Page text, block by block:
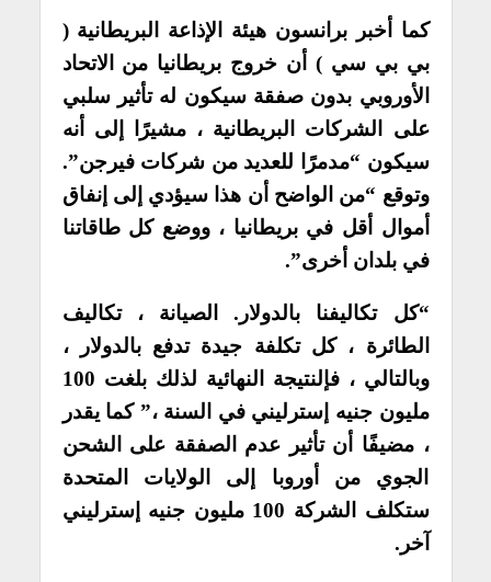
كما أخبر برانسون هيئة الإذاعة البريطانية (
بي بي سي ) أن خروج بريطانيا من الاتحاد
الأوروبي بدون صفقة سيكون له تأثير سلبي
على الشركات البريطانية ، مشيرًا إلى أنه
سيكون “مدمرًا للعديد من شركات فيرجن”.
وتوقع “من الواضح أن هذا سيؤدي إلى إنفاق
أموال أقل في بريطانيا ، ووضع كل طاقاتنا
في بلدان أخرى”.
“كل تكاليفنا بالدولار. الصيانة ، تكاليف
الطائرة ، كل تكلفة جيدة تدفع بالدولار ،
وبالتالي ، فإلنتيجة النهائية لذلك بلغت 100
مليون جنيه إسترليني في السنة ،” كما يقدر
، مضيفًا أن تأثير عدم الصفقة على الشحن
الجوي من أوروبا إلى الولايات المتحدة
ستكلف الشركة 100 مليون جنيه إسترليني
آخر.